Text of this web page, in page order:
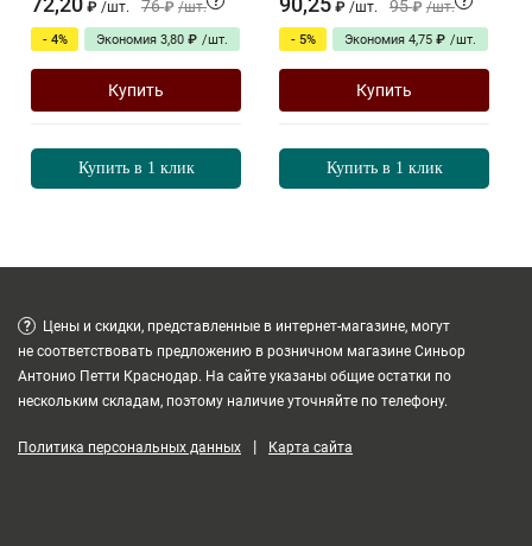
₽ /шт. 76 ₽ /шт.
- 4% Экономия 3,80 ₽ /шт.
Купить
Купить в 1 клик
₽ /шт. 95 ₽ /шт.
- 5% Экономия 4,75 ₽ /шт.
Купить
Купить в 1 клик
?
Цены и скидки, представленные в интернет-магазине, могут
не соответствовать предложению в розничном магазине Синьор
Антонио Петти Краснодар. На сайте указаны общие остатки по
нескольким складам, поэтому наличие уточняйте по телефону.
Политика персональных данных | Карта сайта